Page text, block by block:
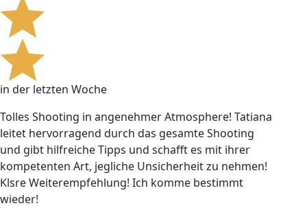
in der letzten Woche
Tolles Shooting in angenehmer Atmosphere! Tatiana
leitet hervorragend durch das gesamte Shooting
und gibt hilfreiche Tipps und schafft es mit ihrer
kompetenten Art, jegliche Unsicherheit zu nehmen!
Klsre Weiterempfehlung! Ich komme bestimmt
wieder!